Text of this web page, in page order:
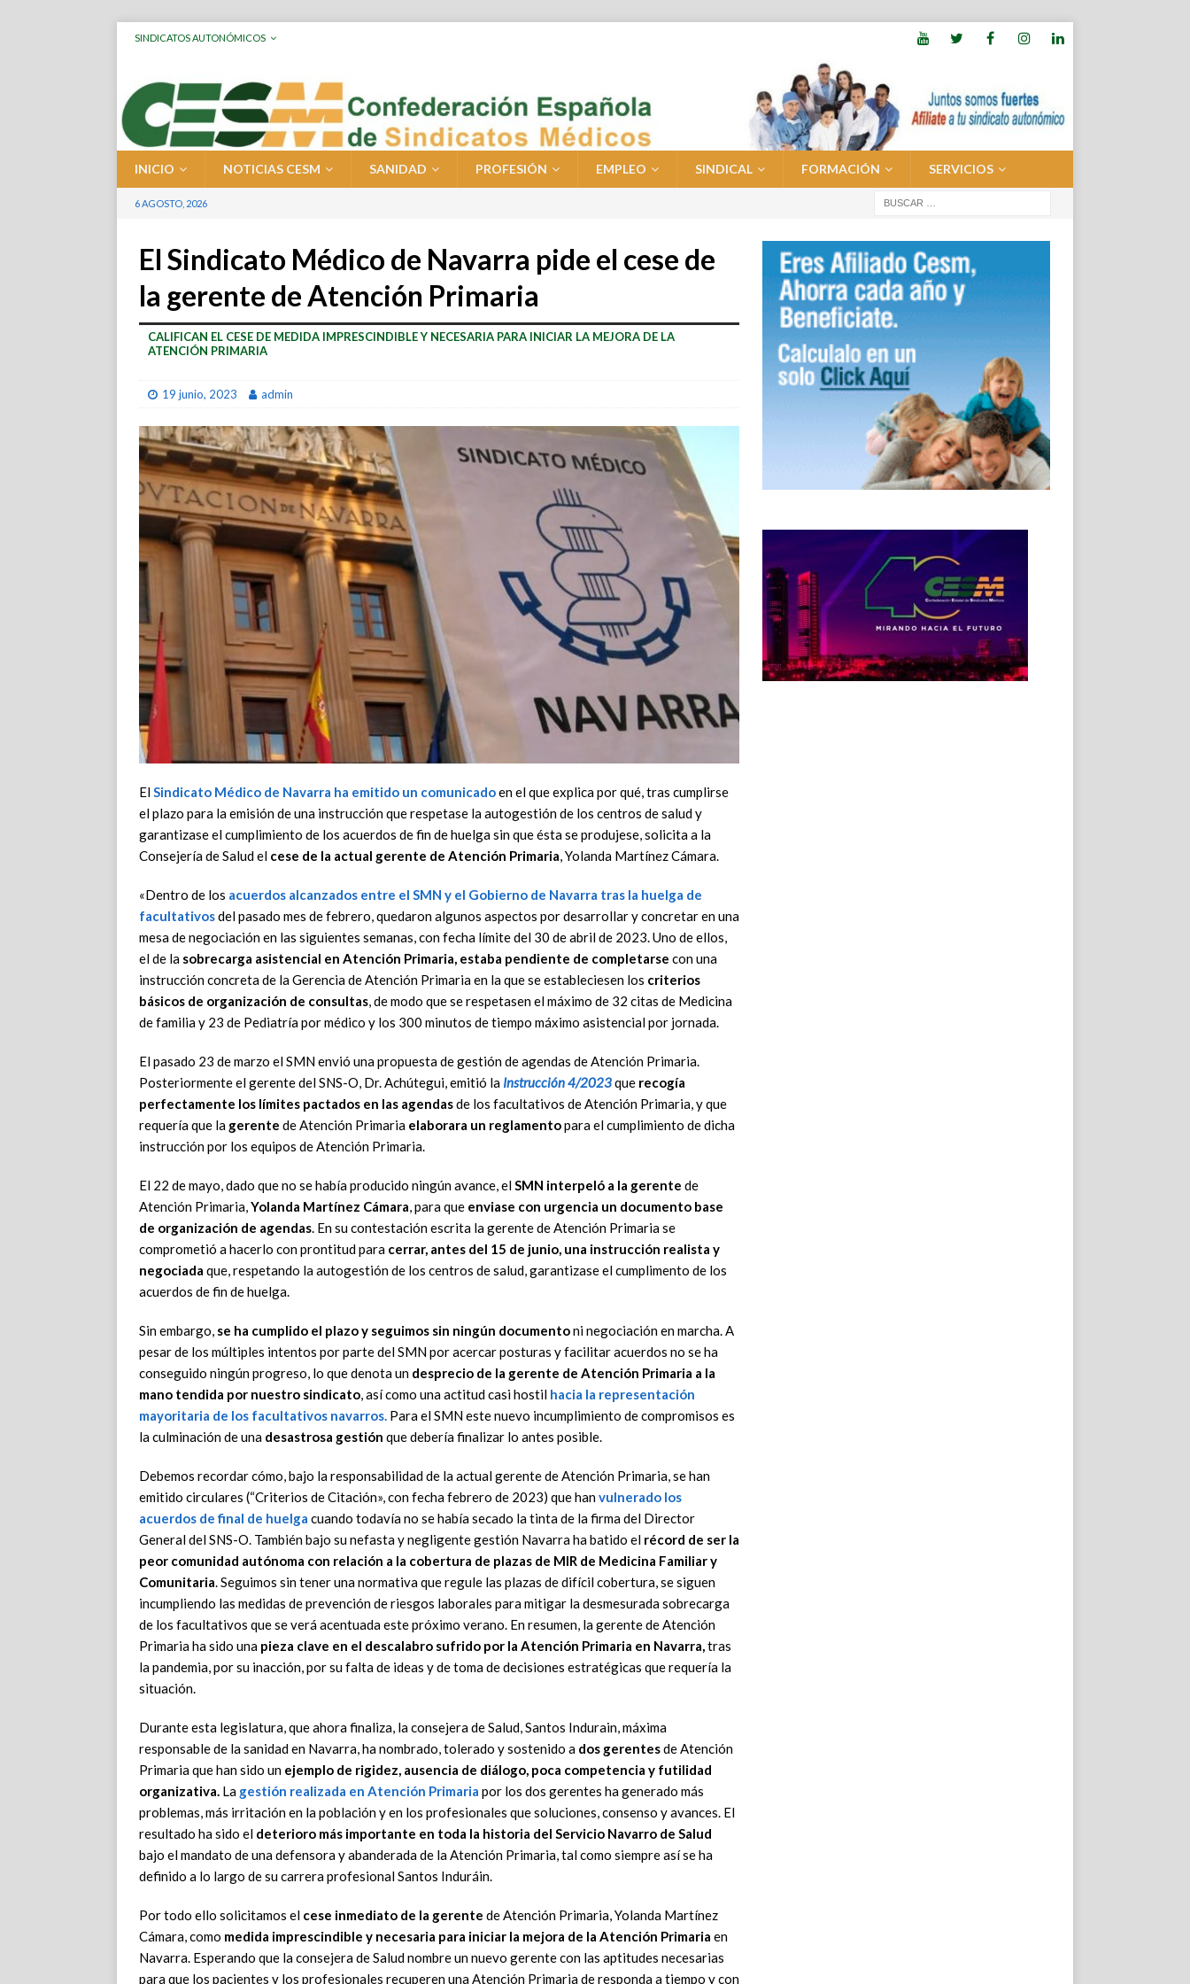
SINDICATOS AUTONÓMICOS
INICIO NOTICIAS CESM SANIDAD PROFESIÓN EMPLEO SINDICAL FORMACIÓN SERVICIOS
6 AGOSTO, 2026
El Sindicato Médico de Navarra pide el cese de
la gerente de Atención Primaria
CALIFICAN EL CESE DE MEDIDA IMPRESCINDIBLE Y NECESARIA PARA INICIAR LA MEJORA DE LA
ATENCIÓN PRIMARIA
19 junio, 2023 admin
ElSindicato Médico de Navarra ha emitido un comunicadoen el que explica por qué, tras cumplirse
el plazo para la emisión de una instrucción que respetase la autogestión de los centros de salud y
garantizase el cumplimiento de los acuerdos de fin de huelga sin que ésta se produjese, solicita a la
Consejería de Salud el cese de la actual gerente de Atención Primaria, Yolanda Martínez Cámara.
«Dentro de los acuerdos alcanzados entre el SMN y el Gobierno de Navarra tras la huelga de
facultativosdel pasado mes de febrero, quedaron algunos aspectos por desarrollar y concretar en una
mesa de negociación en las siguientes semanas, con fecha límite del 30 de abril de 2023. Uno de ellos,
el de la sobrecarga asistencial en Atención Primaria, estaba pendiente de completarse con una
instrucción concreta de la Gerencia de Atención Primaria en la que se estableciesen los criterios
básicos de organización de consultas, de modo que se respetasen el máximo de 32 citas de Medicina
de familia y 23 de Pediatría por médico y los 300 minutos de tiempo máximo asistencial por jornada.
El pasado 23 de marzo el SMN envió una propuesta de gestión de agendas de Atención Primaria.
Posteriormente el gerente del SNS-O, Dr. Achútegui, emitió la Instrucción 4/2023que recogía
perfectamente los límites pactados en las agendasde los facultativos de Atención Primaria, y que
requería que la gerente de Atención Primaria elaborara un reglamentopara el cumplimiento de dicha
instrucción por los equipos de Atención Primaria.
El 22 de mayo, dado que no se había producido ningún avance, elSMN interpeló a la gerente de
Atención Primaria,Yolanda Martínez Cámara, para que enviase con urgencia un documento base
de organización de agendas. En su contestación escrita la gerente de Atención Primaria se
comprometió a hacerlo con prontitud para cerrar, antes del 15 de junio, una instrucción realista y
negociada que, respetando la autogestión de los centros de salud, garantizase el cumplimento de los
acuerdos de fin de huelga.
Sin embargo, se ha cumplido el plazo y seguimos sin ningún documentoni negociación en marcha. A
pesar de los múltiples intentos por parte del SMN por acercar posturas y facilitar acuerdos no se ha
conseguido ningún progreso, lo que denota un desprecio de la gerente de Atención Primaria a la
mano tendida por nuestro sindicato, así como una actitud casi hostil hacia la representación
mayoritaria de los facultativos navarros. Para el SMN este nuevo incumplimiento de compromisos es
la culminación de una desastrosa gestión que debería finalizar lo antes posible.
Debemos recordar cómo, bajo la responsabilidad de la actual gerente de Atención Primaria, se han
emitido circulares (“Criterios de Citación», con fecha febrero de 2023) que hanvulnerado los
acuerdos de final de huelga cuando todavía no se había secado la tinta de la firma del Director
General del SNS-O. También bajo su nefasta y negligente gestión Navarra ha batido el récord de ser la
peor comunidad autónoma con relación a la cobertura de plazas de MIR de Medicina Familiar y
Comunitaria. Seguimos sin tener una normativa que regule las plazas de difícil cobertura, se siguen
incumpliendo las medidas de prevención de riesgos laborales para mitigar la desmesurada sobrecarga
de los facultativos que se verá acentuada este próximo verano. En resumen, la gerente de Atención
Primaria ha sido una pieza clave en el descalabro sufrido por la Atención Primaria en Navarra,tras
la pandemia, por su inacción, por su falta de ideas y de toma de decisiones estratégicas que requería la
situación.
Durante esta legislatura, que ahora finaliza, la consejera de Salud, Santos Indurain, máxima
responsable de la sanidad en Navarra, ha nombrado, tolerado y sostenido a dos gerentesde Atención
Primaria que han sido un ejemplo de rigidez, ausencia de diálogo, poca competencia y futilidad
organizativa. La gestión realizada en Atención Primaria por los dos gerentes ha generado más
problemas, más irritación en la población y en los profesionales que soluciones, consenso y avances. El
resultado ha sido el deterioro más importante en toda la historia del Servicio Navarro de Salud
bajo el mandato de una defensora y abanderada de la Atención Primaria, tal como siempre así se ha
definido a lo largo de su carrera profesional Santos Induráin.
Por todo ello solicitamos el cese inmediato de la gerente de Atención Primaria, Yolanda Martínez
Cámara, como medida imprescindible y necesaria para iniciar la mejora de la Atención Primaria en
Navarra. Esperando que la consejera de Salud nombre un nuevo gerente con las aptitudes necesarias
para que los pacientes y los profesionales recuperen una Atención Primaria de responda a tiempo y con